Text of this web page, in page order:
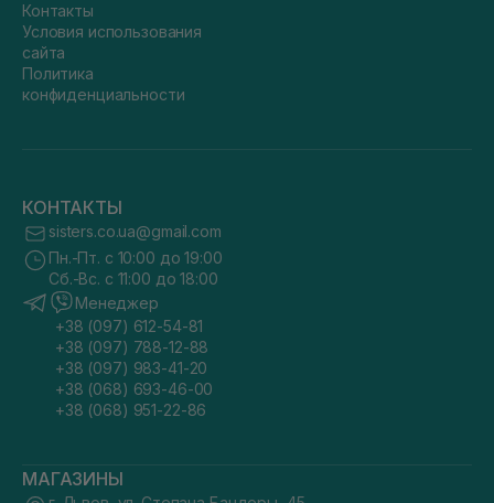
Контакты
Условия использования
сайта
Политика
конфиденциальности
КОНТАКТЫ
sisters.co.ua@gmail.com
Пн.-Пт. с 10:00 до 19:00
Сб.-Вс. с 11:00 до 18:00
Менеджер
+38 (097) 612-54-81
+38 (097) 788-12-88
+38 (097) 983-41-20
+38 (068) 693-46-00
+38 (068) 951-22-86
МАГАЗИНЫ